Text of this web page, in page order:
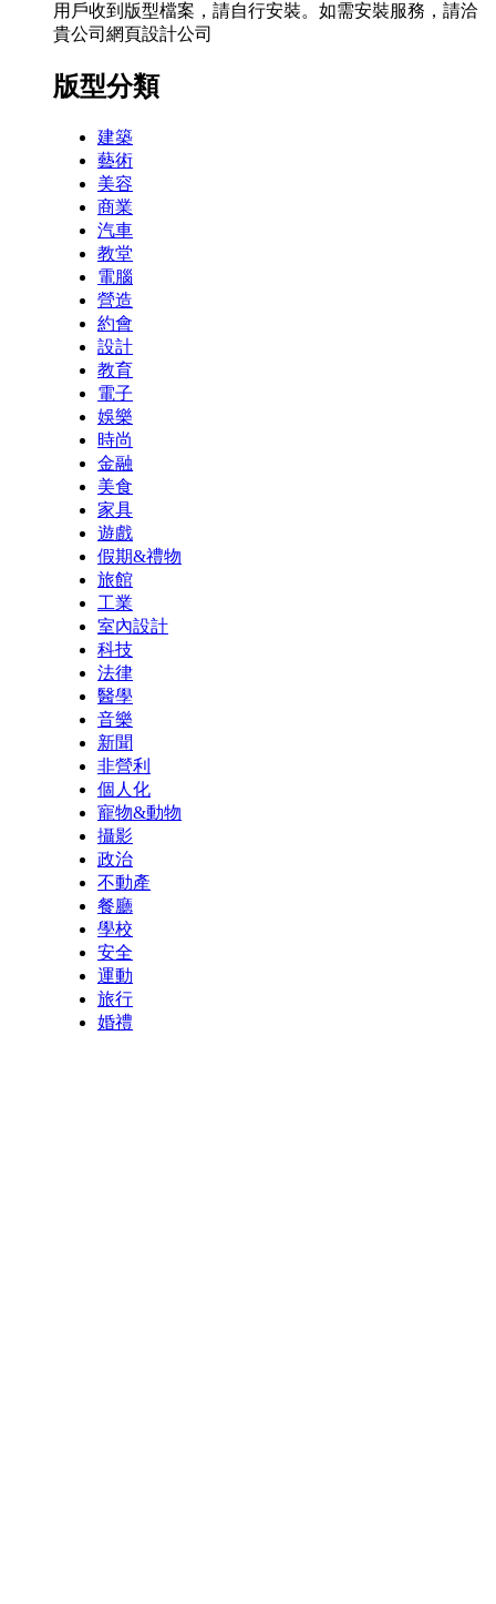
用戶收到版型檔案，請自行安裝。如需安裝服務，請洽
貴公司網頁設計公司
版型分類
建築
藝術
美容
商業
汽車
教堂
電腦
營造
約會
設計
教育
電子
娛樂
時尚
金融
美食
家具
遊戲
假期&禮物
旅館
工業
室內設計
科技
法律
醫學
音樂
新聞
非營利
個人化
寵物&動物
攝影
政治
不動產
餐廳
學校
安全
運動
旅行
婚禮